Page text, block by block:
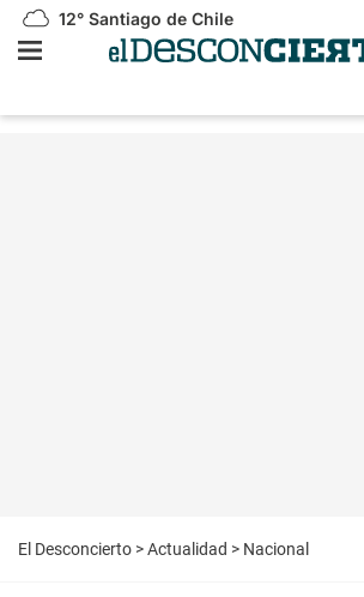
12° Santiago de Chile
El Desconcierto >Actualidad > Nacional